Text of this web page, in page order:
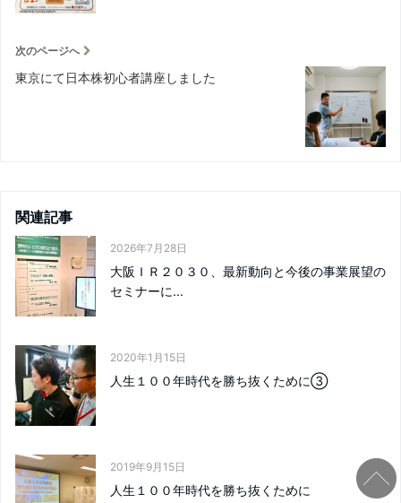
次のページへ
東京にて日本株初心者講座しました
関連記事
2026年7月28日
大阪ＩＲ２０３０、最新動向と今後の事業展望の
セミナーに...
2020年1月15日
人生１００年時代を勝ち抜くために③
2019年9月15日
人生１００年時代を勝ち抜くために